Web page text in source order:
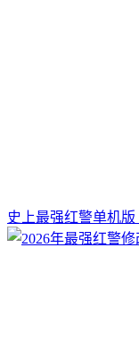
史上最强红警单机